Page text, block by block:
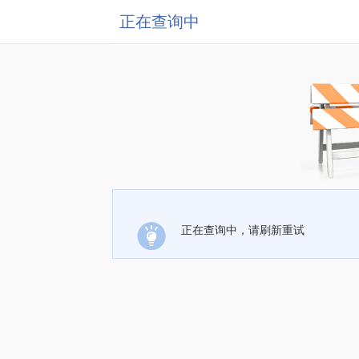
正在查询中
正在查询中，请刷新重试